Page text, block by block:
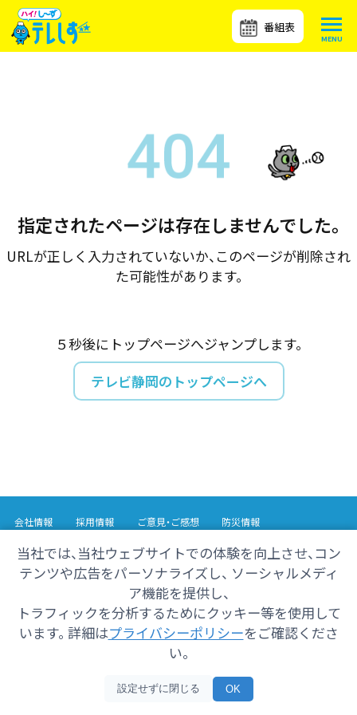
番組表
当社では、当社ウェブサイトでの体験を向上させ、コン
テンツや広告をパーソナライズし、 ソーシャルメディ
ア機能を提供し、
トラフィックを分析するためにクッキー等を使用して
います。 詳細はプライバシーポリシーをご確認くださ
い。
設定せずに閉じる OK
指定されたページは存在しませんでした。
URLが正しく入力されていないか、このページが削除され
た可能性があります。
５秒後にトップページへジャンプします。
テレビ静岡のトップページへ
会社情報 採用情報 ご意見・ご感想
防災情報
Copyright© 2025 SHIZUOKA TELECASTING Co.,Ltd.
All Rights Reserved.